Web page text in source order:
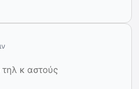
τηλ κ αστούς